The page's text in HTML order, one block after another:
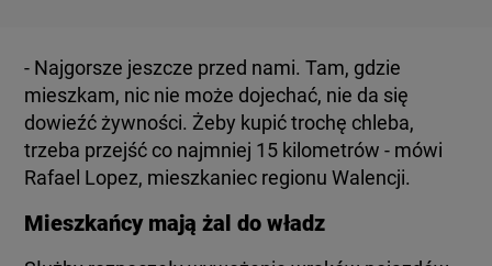
- Najgorsze jeszcze przed nami. Tam, gdzie
mieszkam, nic nie może dojechać, nie da się
dowieźć żywności. Żeby kupić trochę chleba,
trzeba przejść co najmniej 15 kilometrów - mówi
Rafael Lopez, mieszkaniec regionu Walencji.
Mieszkańcy mają żal do władz